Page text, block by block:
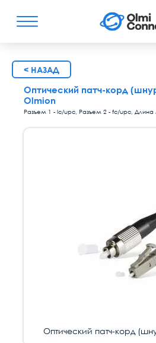
< НАЗАД
Оптический патч-корд
Olmion
Разъем 1 - lc/upc, Разъем 2 - fc/upc, Длина
Оптический патч-корд